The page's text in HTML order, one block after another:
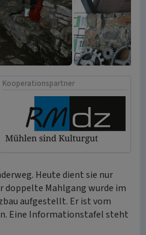
Kooperationspartner
Heute dient sie nur
doppelte Mahlgang wurde im
aufgestellt. Er ist vom
Eine Informationstafel steht